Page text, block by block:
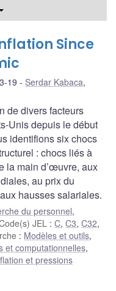
Since
19 Serdar Kabaca,
de divers facteurs
Unis depuis le début
identifions six chocs
: chocs liés à
la main d’œuvre, aux
au prix du
hausses salariales.
du personnel,
JEL :C,C3,C32,
: Modèles et outils,
et computationnelles,
et pressions